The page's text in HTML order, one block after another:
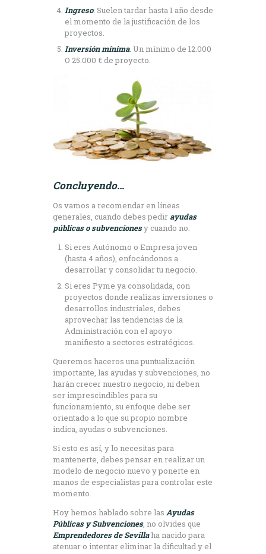
Ingreso: Suelen tardar hasta 1 año desde
el momento de la justificación de los
proyectos.
Inversión mínima. Un mínimo de 12.000
O 25.000 € de proyecto.
Concluyendo…
Os vamos a recomendar en líneas
generales, cuando debes pedir ayudas
públicas o subvencionesy cuando no.
Si eres Autónomo o Empresa joven
(hasta 4 años), enfocándonos a
desarrollar y consolidar tu negocio.
Si eres Pyme ya consolidada, con
proyectos donde realizas inversiones o
desarrollos industriales, debes
aprovechar las tendencias de la
Administración con el apoyo
manifiesto a sectores estratégicos.
Queremos haceros una puntualización
importante, las ayudas y subvenciones, no
harán crecer nuestro negocio, ni deben
ser imprescindibles para su
funcionamiento, su enfoque debe ser
orientado a lo que su propio nombre
indica, ayudas o subvenciones.
Si esto es así, y lo necesitas para
mantenerte, debes pensar en realizar un
modelo de negocio nuevo y ponerte en
manos de especialistas para controlar este
momento.
Hoy hemos hablado sobre las Ayudas
Públicas y Subvenciones, no olvides que
Emprendedores de Sevillaha nacido para
atenuar o intentar eliminar la dificultad y el